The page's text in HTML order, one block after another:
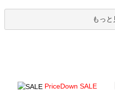
もっと
PriceDown SALE